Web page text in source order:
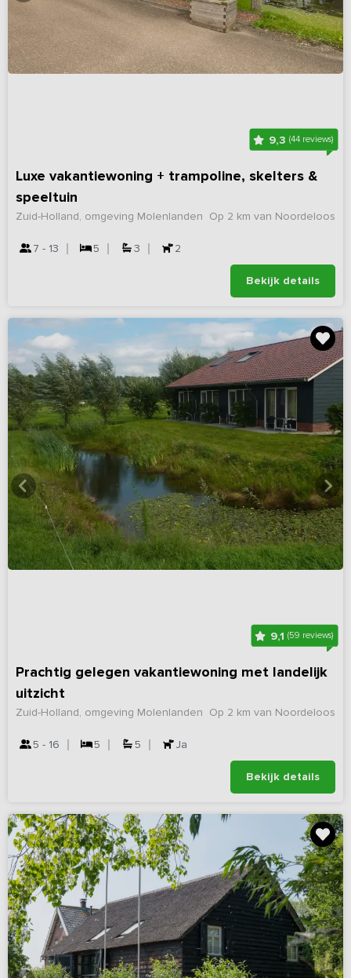
9,3(44 reviews)
Luxe vakantiewoning + trampoline, skelters &
speeltuin
Op 2 km van Noordeloos
Zuid-Holland, omgeving Molenlanden
7 - 13 5 3 2
Bekijk details
9,1(59 reviews)
Prachtig gelegen vakantiewoning met landelijk
uitzicht
Op 2 km van Noordeloos
Zuid-Holland, omgeving Molenlanden
5 - 16 5 5 Ja
Bekijk details